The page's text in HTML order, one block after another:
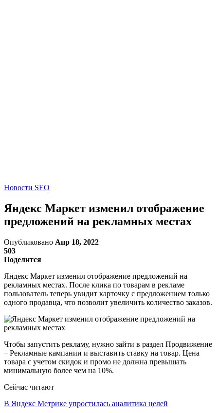
Новости SEO
Яндекс Маркет изменил отображение
предложений на рекламных местах
Опубликовано Апр 18, 2022
503
Поделится
Яндекс Маркет изменил отображение предложений на
рекламных местах. После клика по товарам в рекламе
пользователь теперь увидит карточку с предложением только
одного продавца, что позволит увеличить количество заказов.
Чтобы запустить рекламу, нужно зайти в раздел Продвижение
– Рекламные кампании и выставить ставку на товар. Цена
товара с учетом скидок и промо не должна превышать
минимальную более чем на 10%.
Сейчас читают
В Яндекс Метрике упростилась аналитика целей